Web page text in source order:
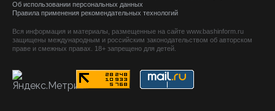
Об использовании персональных данных
Правила применения рекомендательных технологий
Вся информация и материалы, размещенные на сайте www.bashinform.ru
защищены международным и российским законодательством об авторском
праве и смежных правах. 18+ запрещено для детей.